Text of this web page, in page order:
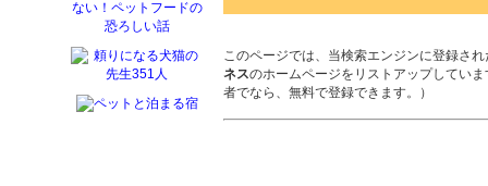
このページでは、当検索エンジンに登録され
ネスのホームページをリストアップしてい
者でなら、無料で登録できます。）